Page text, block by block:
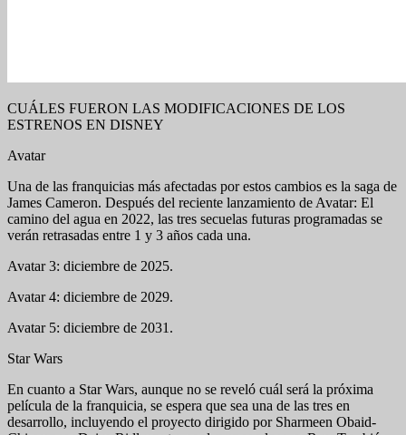
CUÁLES FUERON LAS MODIFICACIONES DE LOS
ESTRENOS EN DISNEY
Avatar
Una de las franquicias más afectadas por estos cambios es la saga de
James Cameron. Después del reciente lanzamiento de Avatar: El
camino del agua en 2022, las tres secuelas futuras programadas se
verán retrasadas entre 1 y 3 años cada una.
Avatar 3: diciembre de 2025.
Avatar 4: diciembre de 2029.
Avatar 5: diciembre de 2031.
Star Wars
En cuanto a Star Wars, aunque no se reveló cuál será la próxima
película de la franquicia, se espera que sea una de las tres en
desarrollo, incluyendo el proyecto dirigido por Sharmeen Obaid-